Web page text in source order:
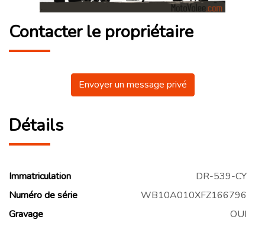
Contacter le propriétaire
Envoyer un message privé
Détails
Immatriculation
DR-539-CY
Numéro de série
WB10A010XFZ166796
Gravage
OUI